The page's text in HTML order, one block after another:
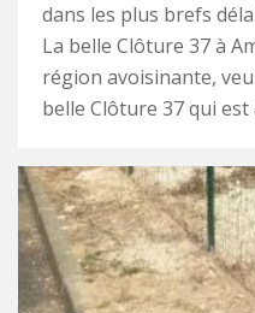
dans les plus brefs
La belle Clôture 37 à
région avoisinante,
belle Clôture 37 qui